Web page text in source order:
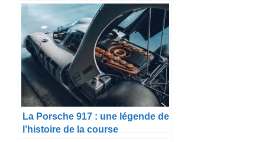
La Porsche 917 : une légende de
l’histoire de la course